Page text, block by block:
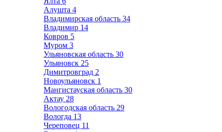
Алушта 4
Владимирская область 34
Владимир 14
Ковров 5
Муром 3
Ульяновская область 30
Ульяновск 25
Димитровград 2
Новоульяновск 1
Мангистауская область 30
Актау 28
Вологодская область 29
Вологда 13
Череповец 11